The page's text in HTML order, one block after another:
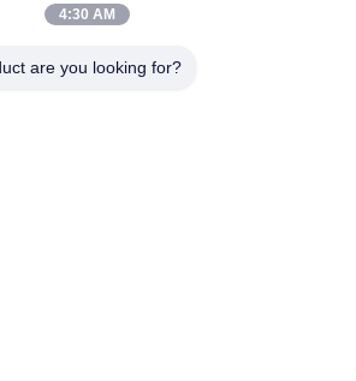
κίτρινος αντιστάτης ταινιών άνθρακα
4:30 AM
are you looking for?